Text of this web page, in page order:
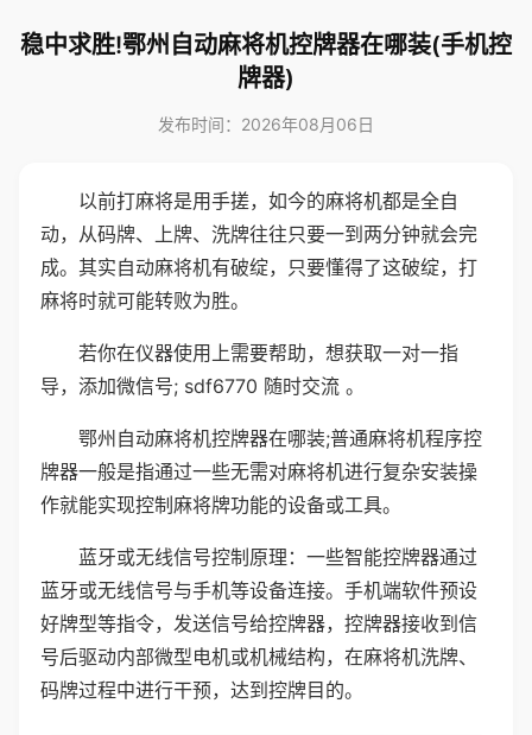
稳中求胜!鄂州自动麻将机控牌器在哪装(手机控
牌器)
发布时间：2026年08月06日
以前打麻将是用手搓，如今的麻将机都是全自
动，从码牌、上牌、洗牌往往只要一到两分钟就会完
成。其实自动麻将机有破绽，只要懂得了这破绽，打
麻将时就可能转败为胜。
若你在仪器使用上需要帮助，想获取一对一指
导，添加微信号; sdf6770 随时交流 。
鄂州自动麻将机控牌器在哪装;普通麻将机程序控
牌器一般是指通过一些无需对麻将机进行复杂安装操
作就能实现控制麻将牌功能的设备或工具。
蓝牙或无线信号控制原理：一些智能控牌器通过
蓝牙或无线信号与手机等设备连接。手机端软件预设
好牌型等指令，发送信号给控牌器，控牌器接收到信
号后驱动内部微型电机或机械结构，在麻将机洗牌、
码牌过程中进行干预，达到控牌目的。